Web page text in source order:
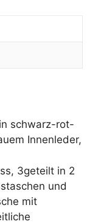
schwarz-rot-
Innenleder,
3geteilt in 2
und
mit